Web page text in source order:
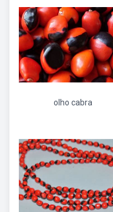
olho cabra